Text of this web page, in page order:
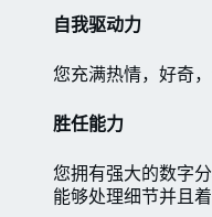
自我驱动力
您充满热情，好奇
胜任能力
您拥有强大的数字
能够处理细节并且着